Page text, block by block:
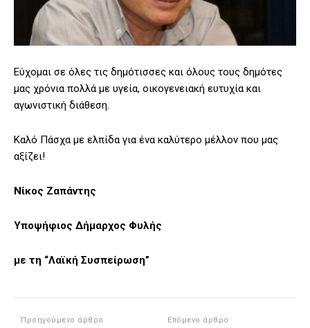
Εύχομαι σε όλες τις δημότισσες και όλους τους δημότες
μας χρόνια πολλά με υγεία, οικογενειακή ευτυχία και
αγωνιστική διάθεση.
Καλό Πάσχα με ελπίδα για ένα καλύτερο μέλλον που μας
αξίζει!
Νίκος Ζαπάντης
Υποψήφιος Δήμαρχος Φυλής
με τη “Λαϊκή Συσπείρωση”
Προηγούμενο άρθρο Επόμενο άρθρο